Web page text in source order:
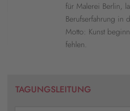
für Malerei Berlin,
Berufserfahrung in
Motto: Kunst
fehlen.
TAGUNGSLEITUNG